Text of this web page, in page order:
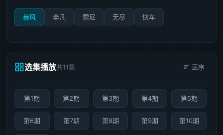
暴风 非凡 索尼 无尽 快车
选集播放共11集 正序
第1期 第2期 第3期 第4期 第5期
第6期 第7期 第8期 第9期 第10期